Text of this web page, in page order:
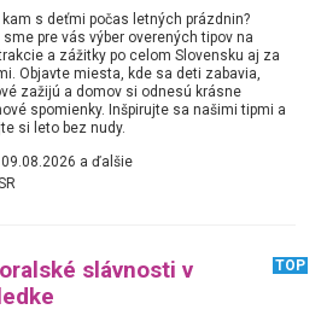
kam s deťmi počas letných prázdnin?
sme pre vás výber overených tipov na
a zážitky po celom Slovensku aj za
Objavte miesta, kde sa deti zabavia,
zažijú a domov si odnesú krásne
spomienky. Inšpirujte sa našimi tipmi a
si leto bez nudy.
09.08.2026 a ďalšie
slávnosti v
TOP